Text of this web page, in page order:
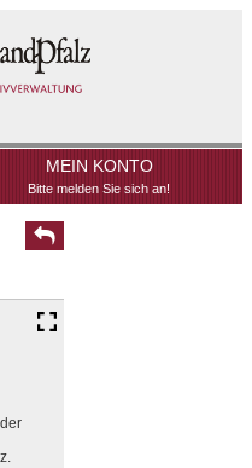
MEIN KONTO
Bitte melden Sie sich an!